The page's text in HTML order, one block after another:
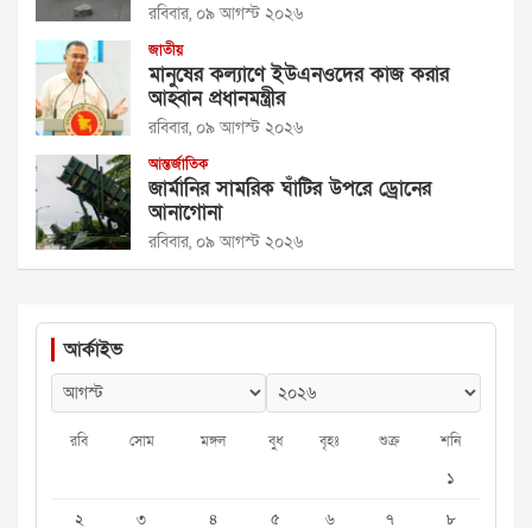
রবিবার, ০৯ আগস্ট ২০২৬
জাতীয়
মানুষের কল্যাণে ইউএনওদের কাজ করার
আহ্বান প্রধানমন্ত্রীর
রবিবার, ০৯ আগস্ট ২০২৬
আন্তর্জাতিক
জার্মানির সামরিক ঘাঁটির উপরে ড্রোনের
আনাগোনা
রবিবার, ০৯ আগস্ট ২০২৬
আর্কাইভ
রবি সোম মঙ্গল বুধ বৃহঃ শুক্র শনি
১
২
৩ ৪ ৫ ৬ ৭ ৮